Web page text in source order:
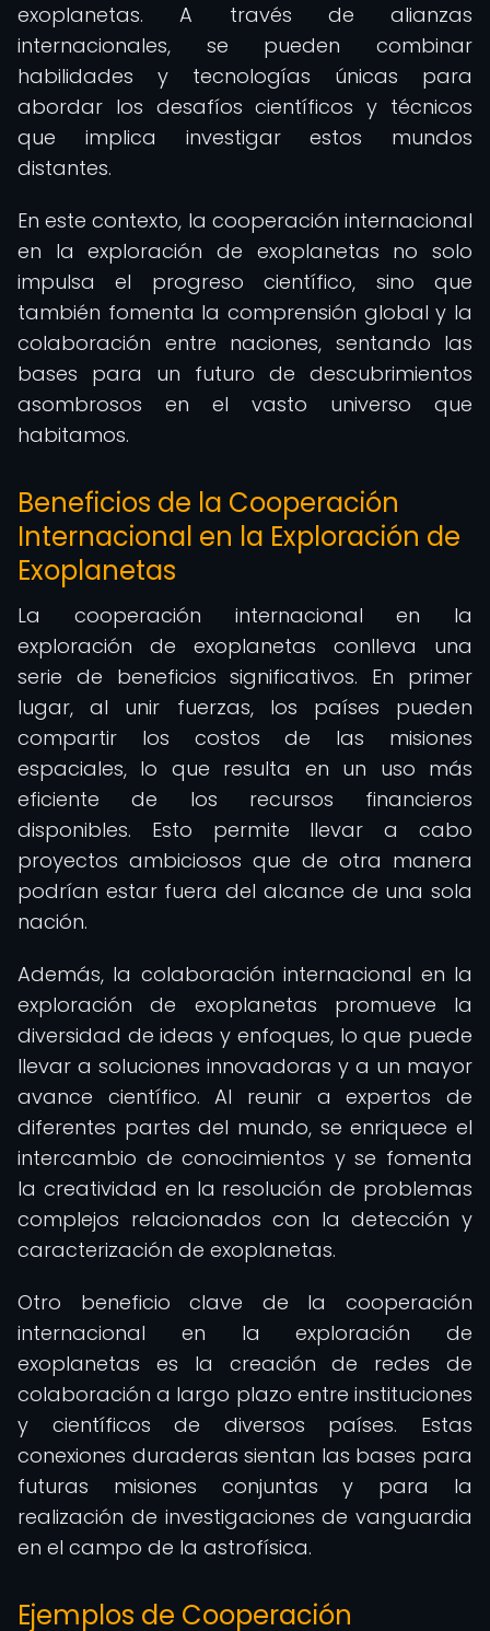
exoplanetas. A través de alianzas
internacionales, se pueden combinar
habilidades y tecnologías únicas para
abordar los desafíos científicos y técnicos
que implica investigar estos mundos
distantes.
En este contexto, la cooperación internacional
en la exploración de exoplanetas no solo
impulsa el progreso científico, sino que
también fomenta la comprensión global y la
colaboración entre naciones, sentando las
bases para un futuro de descubrimientos
asombrosos en el vasto universo que
habitamos.
Beneficios de la Cooperación
Internacional en la Exploración de
Exoplanetas
La cooperación internacional en la
exploración de exoplanetas conlleva una
serie de beneficios significativos. En primer
lugar, al unir fuerzas, los países pueden
compartir los costos de las misiones
espaciales, lo que resulta en un uso más
eficiente de los recursos financieros
disponibles. Esto permite llevar a cabo
proyectos ambiciosos que de otra manera
podrían estar fuera del alcance de una sola
nación.
Además, la colaboración internacional en la
exploración de exoplanetas promueve la
diversidad de ideas y enfoques, lo que puede
llevar a soluciones innovadoras y a un mayor
avance científico. Al reunir a expertos de
diferentes partes del mundo, se enriquece el
intercambio de conocimientos y se fomenta
la creatividad en la resolución de problemas
complejos relacionados con la detección y
caracterización de exoplanetas.
Otro beneficio clave de la cooperación
internacional en la exploración de
exoplanetas es la creación de redes de
colaboración a largo plazo entre instituciones
y científicos de diversos países. Estas
conexiones duraderas sientan las bases para
futuras misiones conjuntas y para la
realización de investigaciones de vanguardia
en el campo de la astrofísica.
Ejemplos de Cooperación